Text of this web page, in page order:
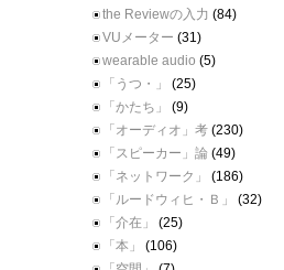
the Reviewの入力 (84)
VUメーター (31)
wearable audio (5)
「うつ・」
(25)
「かたち」
(9)
「オーディオ」考 (230)
「スピーカー」論 (49)
「ネットワーク」
(186)
「ルードウィヒ・Ｂ」
(32)
「介在」
(25)
「本」
(106)